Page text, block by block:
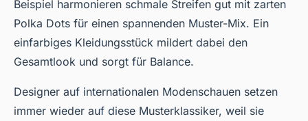
Beispiel harmonieren schmale Streifen gut mit zarten
Polka Dots für einen spannenden Muster-Mix. Ein
einfarbiges Kleidungsstück mildert dabei den
Gesamtlook und sorgt für Balance.
Designer auf internationalen Modenschauen setzen
immer wieder auf diese Musterklassiker, weil sie